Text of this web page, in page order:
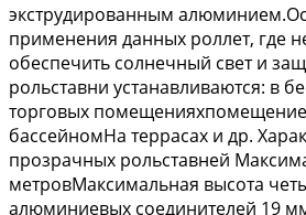
экструдированным
применения данных роллет, где
обеспечить солнечный свет и
рольставни устанавливаются: в
торговых
бассейномНа террасах и др.
прозрачных рольставней
метровМаксимальная высота
алюминиевых соединителей 19